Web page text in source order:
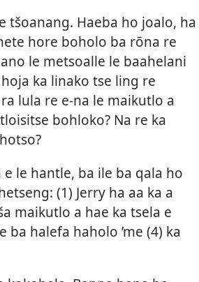
tšoanang. Haeba ho joalo, ha
hore boholo ba rōna re
le metsoalle le baahelani
ka linako tse ling re
lula re e-na le maikutlo a
bohloko? Na re ka
le hantle, ba ile ba qala ho
(1) Jerry ha aa ka a
maikutlo a hae ka tsela e
ba halefa haholo ’me (4) ka